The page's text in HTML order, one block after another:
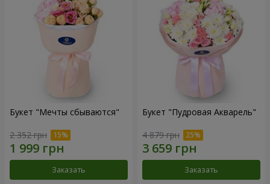
Букет "Мечты сбываются"
2 352 грн
Заказать
Букет "Пудровая Акварель"
4 879 грн
Заказать